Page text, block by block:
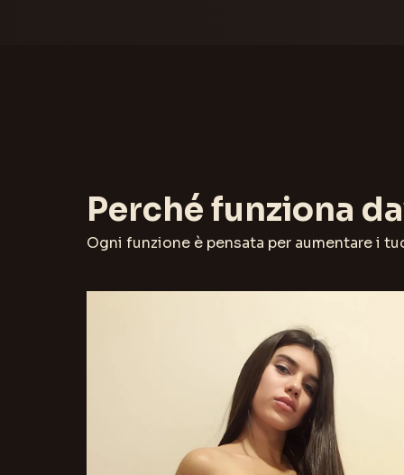
Perché funziona
Ogni funzione è pensata per aumentare i